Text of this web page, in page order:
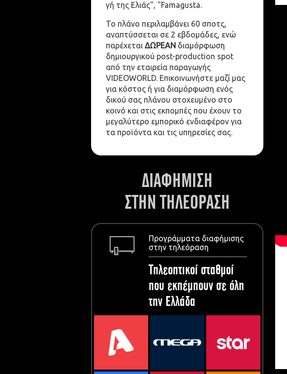
γή της Ελιάς", "Famagusta.
Το πλάνο περιλαμβάνει 60 σποτς,
αναπτύσσεται σε 2 εβδομάδες, ενώ
παρέχεται ΔΩΡΕΑΝ διαμόρφωση
δημιουργικού post-production spot
από την εταιρεία παραγωγής
VIDEOWORLD. Επικοινωνήστε μαζί μας
για κόστος ή για διαμόρφωση ενός
δικού σας πλάνου στοχευμένο στο
κοινό και στις εκπομπές που έχουν το
μεγαλύτερο εμπορικό ενδιαφέρον για
τα προϊόντα και τις υπηρεσίες σας.
ΔΙΑΦΗΜΙΣΗ
ΣΤΗΝ ΤΗΛΕΟΡΑΣΗ
Προγράμματα διαφήμισης
στην τηλεόραση
Τηλεοπτικοί σταθμοί
που εκπέμπουν σε όλη
την Ελλάδα